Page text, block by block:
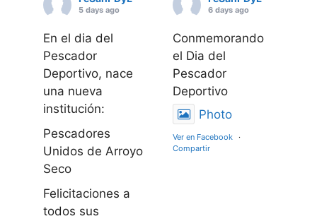
5 days ago
En el dia del
Pescador
Deportivo, nace
una nueva
institución:
Pescadores
Unidos de Arroyo
Seco
Felicitaciones a
todos sus
6 days ago
Conmemorando
el Dia del
Pescador
Deportivo
Photo
Ver en Facebook
·
Compartir